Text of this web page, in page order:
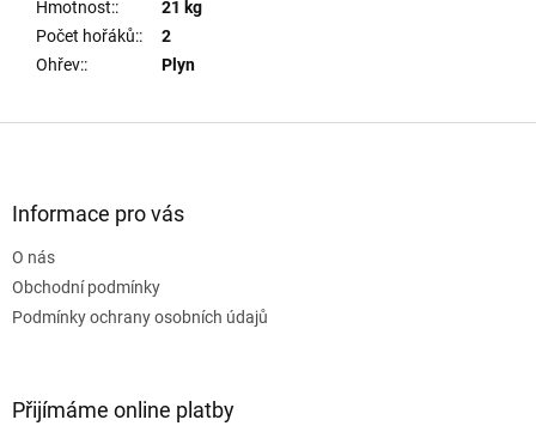
Hmotnost::
21 kg
Počet hořáků::
2
Ohřev:: Plyn
Informace pro vás
O nás
Obchodní podmínky
Podmínky ochrany osobních údajů
Přijímáme online platby